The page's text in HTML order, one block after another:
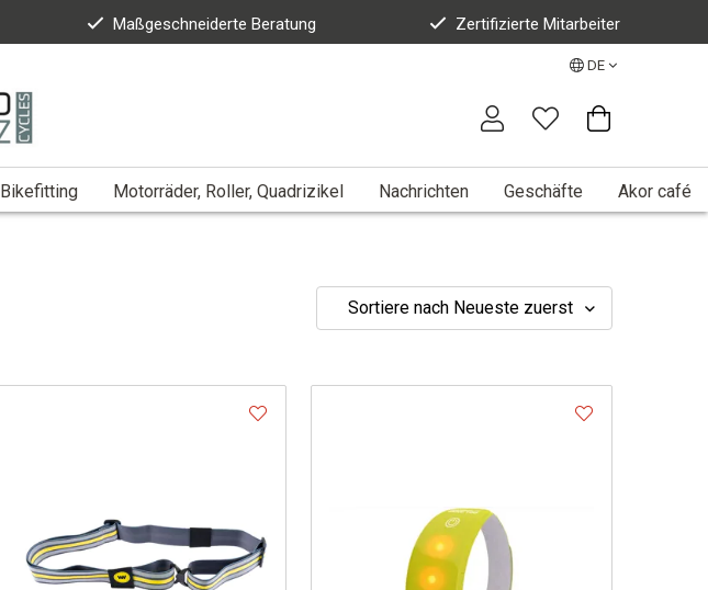
Maßgeschneiderte Beratung Zertifizierte Mitarbeiter
DE
Bikefitting Motorräder, Roller, Quadrizikel Nachrichten Geschäfte Akor café